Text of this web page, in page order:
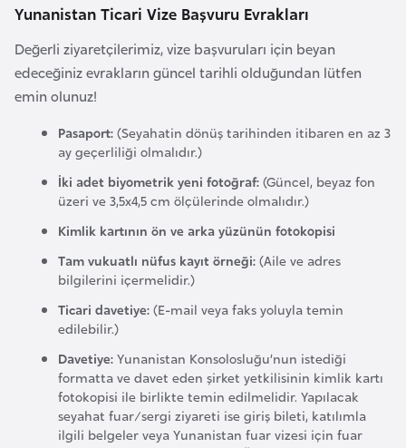
Yunanistan Ticari Vize Başvuru Evrakları
Değerli ziyaretçilerimiz, vize başvuruları için beyan
edeceğiniz evrakların güncel tarihli olduğundan lütfen
emin olunuz!
Pasaport:(Seyahatin dönüş tarihinden itibaren en az 3
ay geçerliliği olmalıdır.)
İki adet biyometrik yeni fotoğraf:(Güncel, beyaz fon
üzeri ve 3,5x4,5 cm ölçülerinde olmalıdır.)
Kimlik kartının ön ve arka yüzünün fotokopisi
Tam vukuatlı nüfus kayıt örneği:(Aile ve adres
bilgilerini içermelidir.)
Ticari davetiye:(E-mail veya faks yoluyla temin
edilebilir.)
Davetiye:Yunanistan Konsolosluğu’nun istediği
formatta ve davet eden şirket yetkilisinin kimlik kartı
fotokopisi ile birlikte temin edilmelidir. Yapılacak
seyahat fuar/sergi ziyareti ise giriş bileti, katılımla
ilgili belgeler veya Yunanistan fuar vizesi için fuar
a
B
e